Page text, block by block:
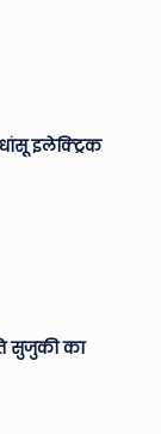
इलेक्ट्रिक
सुजुकी का